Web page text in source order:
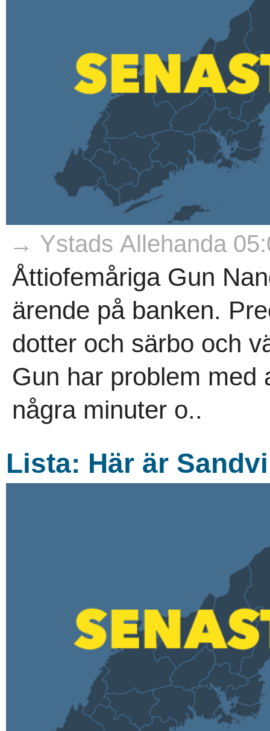
→ Ystads Allehanda
Åttiofemåriga Gun
ärende på banken.
dotter och särbo och
Gun har problem med
några minuter o..
Lista: Här är